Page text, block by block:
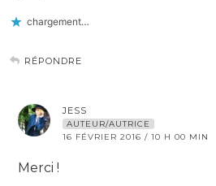
chargement…
RÉPONDRE
JESS
AUTEUR/AUTRICE
16 FÉVRIER 2016 / 10 H 00 MIN
Merci !